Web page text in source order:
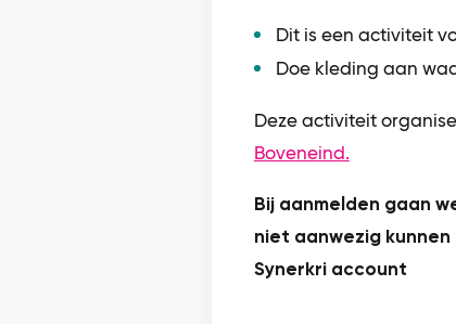
Dit is een activiteit
Doe kleding aan
Deze activiteit
Boveneind.
Bij aanmelden gaan
niet aanwezig
Synerkri account